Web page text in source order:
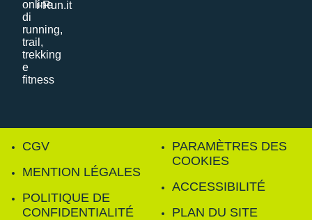
i-Run.it
CGV
MENTION LÉGALES
POLITIQUE DE
CONFIDENTIALITÉ
PARAMÈTRES DES
COOKIES
ACCESSIBILITÉ
PLAN DU SITE